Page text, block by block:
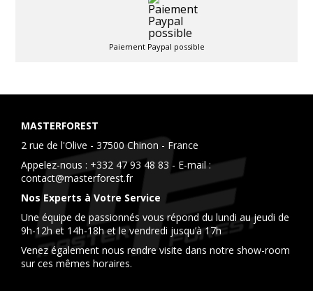
Paiement Paypal possible
MASTERFOREST
2 rue de l'Olive - 37500 Chinon - France
Appelez-nous : +332 47 93 48 83 - E-mail :
contact@masterforest.fr
Nos Experts à Votre Service
Une équipe de passionnés vous répond du lundi au jeudi de
9h-12h et 14h-18h et le vendredi jusqu’à 17h
Venez également nous rendre visite dans notre show-room
sur ces mêmes horaires.